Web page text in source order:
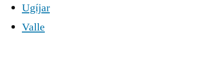
Ugíjar
Valle